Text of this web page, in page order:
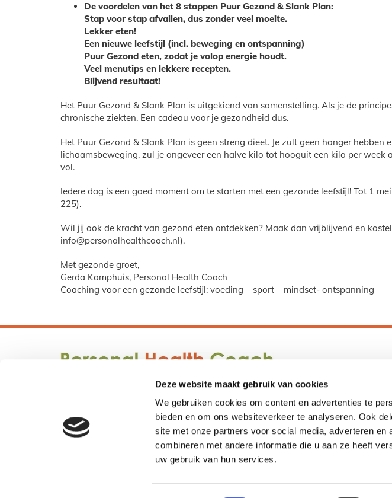
Deze website maakt gebruik van cookies
We gebruiken cookies om content en advertenties te
bieden en om ons websiteverkeer te analyseren. Ook
site met onze partners voor social media, adverteren en
combineren met andere informatie die u aan ze heeft
uw gebruik van hun services.
De voordelen van het 8 stappen Puur Gezond & Slank Plan:
Stap voor stap afvallen, dus zonder veel moeite.
Lekker eten!
Een nieuwe leefstijl (incl. beweging en ontspanning)
Puur Gezond eten, zodat je volop energie houdt.
Veel menutips en lekkere recepten.
Blijvend resultaat!
Het Puur Gezond & Slank Plan is uitgekiend van samenstelling. Als je de
chronische ziekten. Een cadeau voor je gezondheid dus.
Het Puur Gezond & Slank Plan is geen streng dieet. Je zult geen honger hebben
lichaamsbeweging, zul je ongeveer een halve kilo tot hooguit een kilo per
vol.
Iedere dag is een goed moment om te starten met een gezonde leefstijl! Tot 1
225).
Wil jij ook de kracht van gezond eten ontdekken? Maak dan vrijblijvend en
info@personalhealthcoach.nl).
Met gezonde groet,
Gerda Kamphuis, Personal Health Coach
Coaching voor een gezonde leefstijl: voeding – sport – mindset- ontspanning
BTW-nummer
Bankrekeningnummer
0259852252
Leefstijl als